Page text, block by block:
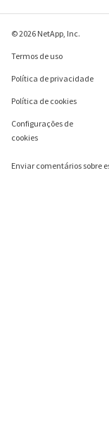
© 2026 NetApp, Inc.
Termos de uso
Política de privacidade
Política de cookies
Configurações de
cookies
Enviar comentários sobre